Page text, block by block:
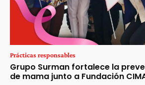
Prácticas responsables
Grupo Surman fortalece la
de mama junto a Fundación